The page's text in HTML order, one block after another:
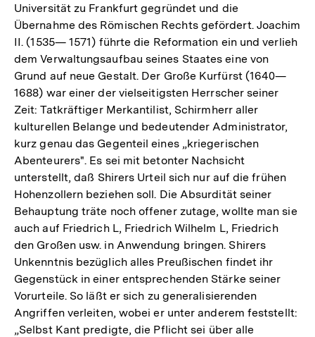
Universität zu Frankfurt gegründet und die
Übernahme des Römischen Rechts gefördert. Joachim
II. (1535— 1571) führte die Reformation ein und verlieh
dem Verwaltungsaufbau seines Staates eine von
Grund auf neue Gestalt. Der Große Kurfürst (1640—
1688) war einer der vielseitigsten Herrscher seiner
Zeit: Tatkräftiger Merkantilist, Schirmherr aller
kulturellen Belange und bedeutender Administrator,
kurz genau das Gegenteil eines „kriegerischen
Abenteurers". Es sei mit betonter Nachsicht
unterstellt, daß Shirers Urteil sich nur auf die frühen
Hohenzollern beziehen soll. Die Absurdität seiner
Behauptung träte noch offener zutage, wollte man sie
auch auf Friedrich L, Friedrich Wilhelm L, Friedrich
den Großen usw. in Anwendung bringen. Shirers
Unkenntnis bezüglich alles Preußischen findet ihr
Gegenstück in einer entsprechenden Stärke seiner
Vorurteile. So läßt er sich zu generalisierenden
Angriffen verleiten, wobei er unter anderem feststellt:
„Selbst Kant predigte, die Pflicht sei über alle